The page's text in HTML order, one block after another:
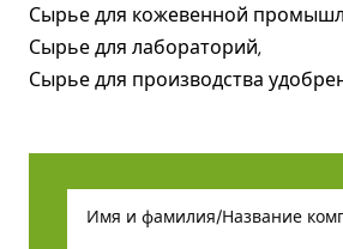
Сырье для кожевенной
Сырье для лабораторий,
Сырье для производства